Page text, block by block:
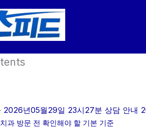
2026년05월29일 23시27분 상담 안내
과 방문 전 확인해야 할 기본 기준